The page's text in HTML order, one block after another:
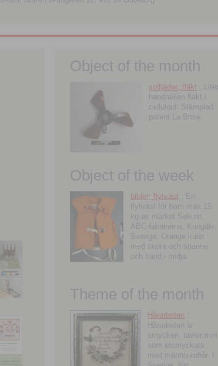
Object of the month
solfjäder; fläkt ; Liten
handhållen fläkt i
celluloid. Stämplad
patent La Brise.
Object of the week
bilder; flytväst ; En
flytväst för barn max 15
kg av märket Sekurit,
ABC-fabrikerna, Kungälv,
Sverige. Orange kulör
med snöre och spänne
och band i midja.
Theme of the month
Hårarbeten
Hårarbeten är
smycken, tavlor mm
som utsmyckats
med människohår. I